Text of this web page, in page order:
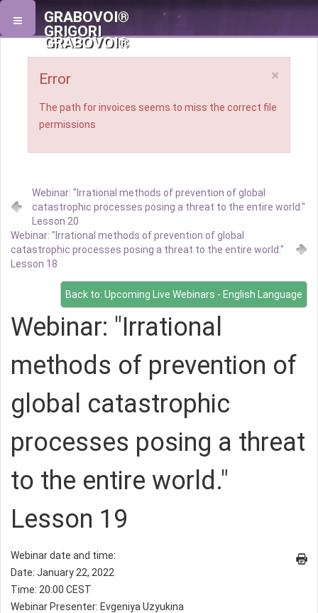
GRABOVOI®
GRIGORI
GRABOVOI®
×
Error
The path for invoices seems to miss the correct file
permissions
Webinar: "Irrational methods of prevention of global
catastrophic processes posing a threat to the entire world."
Lesson 20
Webinar: "Irrational methods of prevention of global
catastrophic processes posing a threat to the entire world."
Lesson 18
Back to: Upcoming Live Webinars - English Language
Webinar: "Irrational
methods of prevention of
global catastrophic
processes posing a threat
to the entire world."
Lesson 19
Webinar date and time:
Date: January 22, 2022
Time: 20:00 CEST
Webinar Presenter: Evgeniya Uzyukina